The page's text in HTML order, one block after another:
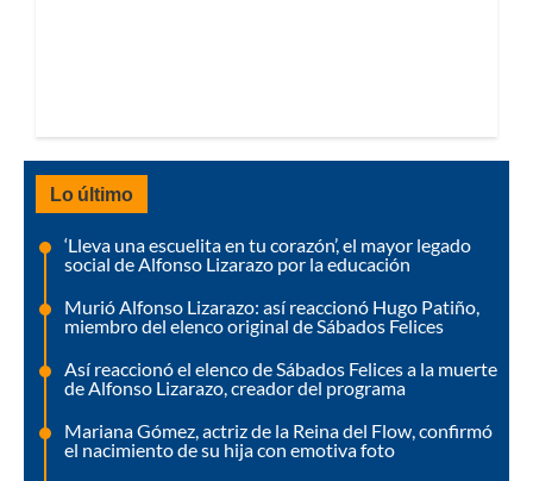
Lo último
‘Lleva una escuelita en tu corazón’, el mayor legado
social de Alfonso Lizarazo por la educación
Murió Alfonso Lizarazo: así reaccionó Hugo Patiño,
miembro del elenco original de Sábados Felices
Así reaccionó el elenco de Sábados Felices a la muerte
de Alfonso Lizarazo, creador del programa
Mariana Gómez, actriz de la Reina del Flow, confirmó
el nacimiento de su hija con emotiva foto